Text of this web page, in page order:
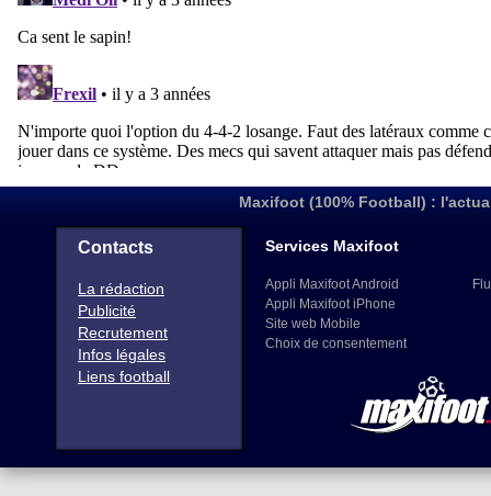
Maxifoot (100% Football) :
Contacts
La rédaction
Publicité
Recrutement
Infos légales
Liens football
Services Maxifoot
Appli Maxifoot Android
Appli Maxifoot iPhone
Site web Mobile
Choix de consentement